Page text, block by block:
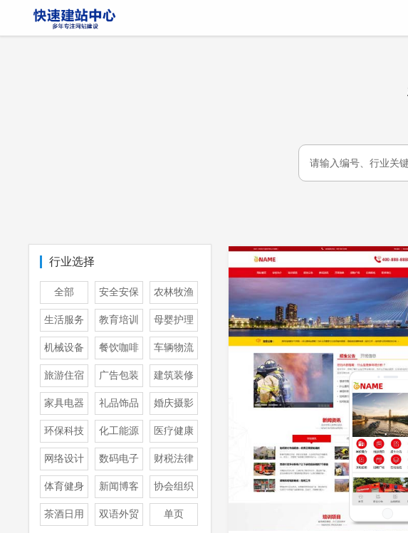
行业选择
全部 安全安保 农林牧渔
生活服务 教育培训 母婴护理
机械设备 餐饮咖啡 车辆物流
旅游住宿 广告包装 建筑装修
家具电器 礼品饰品 婚庆摄影
环保科技 化工能源 医疗健康
网络设计 数码电子 财税法律
体育健身 新闻博客 协会组织
茶酒日用 双语外贸 单页